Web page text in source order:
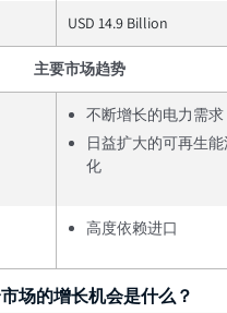
USD 14.9 Billion
主要市场趋势
不断增长的电力需求
日益扩大的可再生
化
高度依赖进口
场的增长机会是什么？